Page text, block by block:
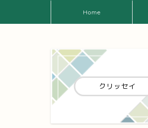
Home
クリッセイ